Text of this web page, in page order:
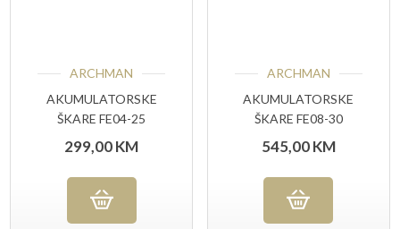
ARCHMAN
AKUMULATORSKE
ŠKARE FE04-25
299,00KM
ARCHMAN
AKUMULATORSKE
ŠKARE FE08-30
545,00KM